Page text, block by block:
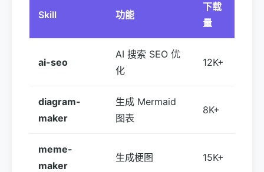
Skill 功能
下载
量
ai-seo
AI 搜索 SEO 优
化
12K+
diagram-
maker
生成 Mermaid
图表
8K+
meme-
maker
生成梗图 15K+